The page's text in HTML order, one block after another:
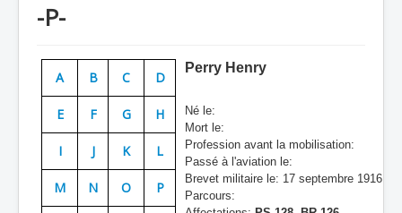
Chronologie
Escadrilles
Organisation
Avions
Personnels
Doctrines
-P-
A B C D
E F G H
I J K L
M N O P
Perry Henry
Né le:
Mort le:
Profession avant la mobilisation:
Passé à l'aviation le:
Brevet militaire le: 17 septembre 1916
Parcours: